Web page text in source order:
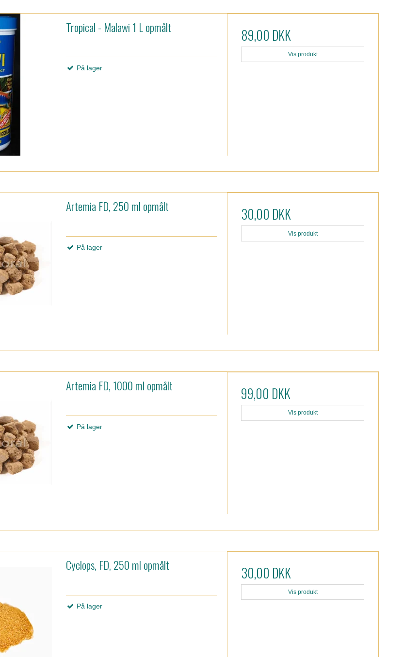
Tropical - Malawi 1 L opmålt
På lager
89,00 DKK
Vis produkt
Artemia FD, 250 ml opmålt
På lager
30,00 DKK
Vis produkt
Artemia FD, 1000 ml opmålt
På lager
99,00 DKK
Vis produkt
Cyclops, FD, 250 ml opmålt
På lager
30,00 DKK
Vis produkt